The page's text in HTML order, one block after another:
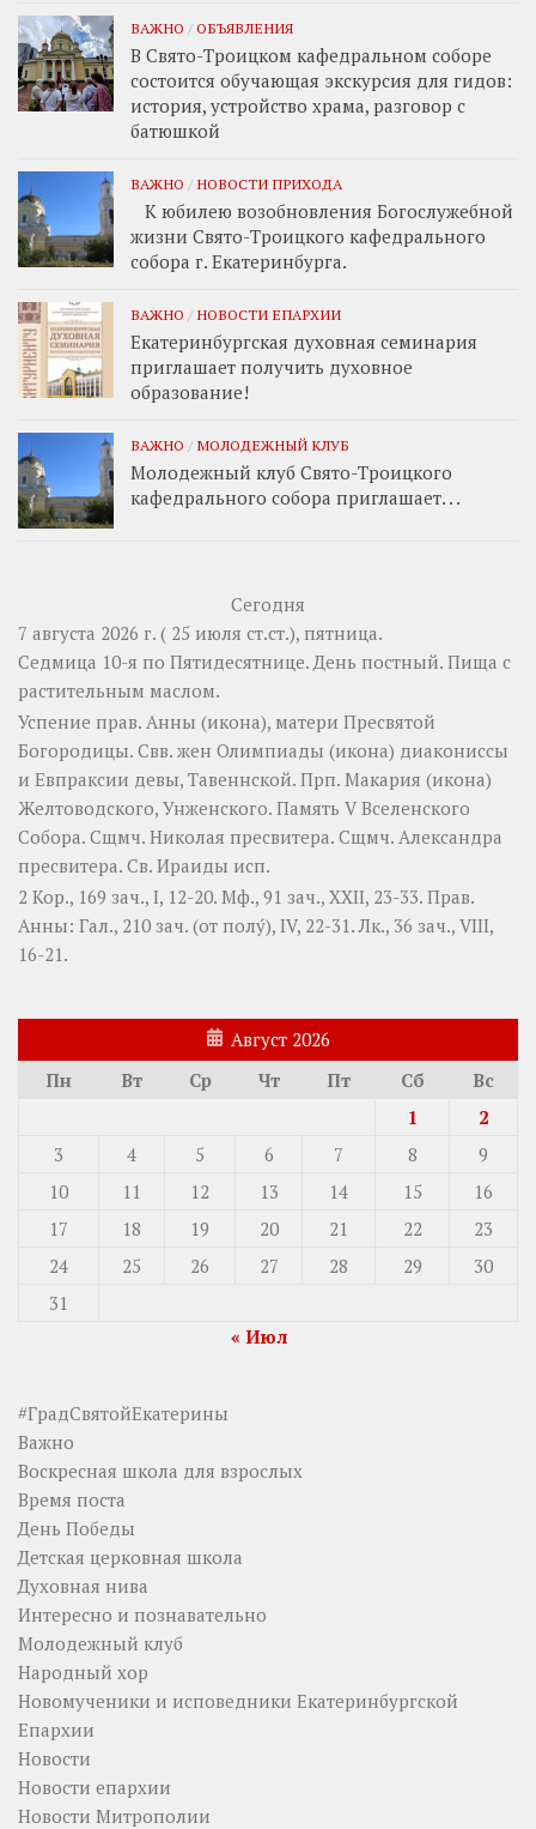
ВАЖНО / ОБЪЯВЛЕНИЯ
В Свято-Троицком кафедральном соборе
состоится обучающая экскурсия для гидов:
история, устройство храма, разговор с
батюшкой
ВАЖНО / НОВОСТИ ПРИХОДА
К юбилею возобновления Богослужебной
жизни Свято-Троицкого кафедрального
собора г. Екатеринбурга.
ВАЖНО / НОВОСТИ ЕПАРХИИ
Екатеринбургская духовная семинария
приглашает получить духовное
образование!
ВАЖНО / МОЛОДЕЖНЫЙ КЛУБ
Молодежный клуб Свято-Троицкого
кафедрального собора приглашает. . .
Сегодня
7 августа 2026 г. ( 25 июля ст.ст.), пятница.
Седмица 10-я по Пятидесятнице. День постный. Пища с
растительным маслом.
Успение прав. Анны (икона), матери Пресвятой
Богородицы. Свв. жен Олимпиады (икона) диакониссы
и Евпраксии девы, Тавеннской. Прп. Макария (икона)
Желтоводского, Унженского. Память V Вселенского
Собора. Сщмч. Николая пресвитера. Сщмч. Александра
пресвитера. Св. Ираиды исп.
2 Кор., 169 зач., I, 12-20. Мф., 91 зач., XXII, 23-33. Прав.
Анны: Гал., 210 зач. (от полу́), IV, 22-31. Лк., 36 зач., VIII,
16-21.
Август 2026
Пн
Вт Ср Чт Пт Сб
Вс
1
2
3
4 5 6 7 8
9
10
11 12 13 14 15
16
17
18 19 20 21 22
23
24
25 26 27 28 29
30
31
« Июл
#ГрадСвятойЕкатерины
Важно
Воскресная школа для взрослых
Время поста
День Победы
Детская церковная школа
Духовная нива
Интересно и познавательно
Молодежный клуб
Народный хор
Новомученики и исповедники Екатеринбургской
Епархии
Новости
Новости епархии
Новости Митрополии